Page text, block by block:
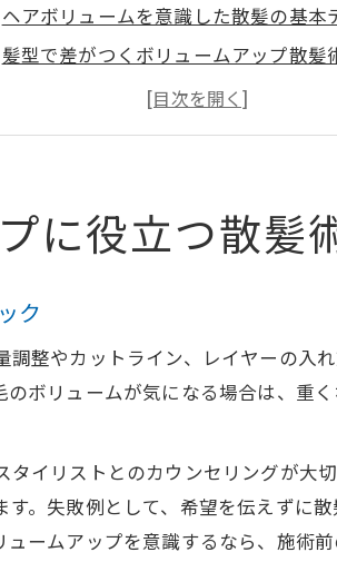
ヘアボリュームを意識した散髪の基本
髪型で差がつくボリュームアップ散髪
根元にふんわり感を出すための散髪方法
髪の毛のトップボリュームを高める散
後のヘアボリュームを維持する秘訣
散髪後の髪 ボリュームを長持ちさせる
散髪直後のボリュームを保つドライヤ
髪 ボリュームアップを支えるアイテム
ヘアボリュームが落ちないための注意
自然なヘアボリュームを叶えるヘアケ
髪 ボリューム感を高めるシャンプー
に役立つ散髪
ク
整やカットライン、レイヤーの入
ボリュームが気になる場合は、重
イリストとのカウンセリングが大
。失敗例として、希望を伝えずに
ームアップを意識するなら、施術